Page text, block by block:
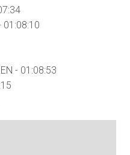
01:08:10
- 01:08:53